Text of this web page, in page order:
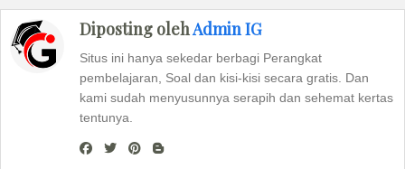
Diposting olehAdmin IG
Situs ini hanya sekedar berbagi Perangkat
pembelajaran, Soal dan kisi-kisi secara gratis. Dan
kami sudah menyusunnya serapih dan sehemat kertas
tentunya.